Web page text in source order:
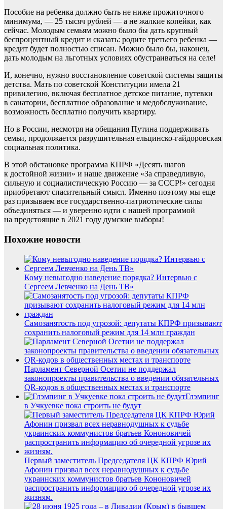
Пособие на ребенка должно быть не ниже прожиточного
минимума, — 25 тысяч рублей — а не жалкие копейки, как
сейчас. Молодым семьям можно было бы дать крупный
беспроцентный кредит и сказать: родите третьего ребенка —
кредит будет полностью списан. Можно было бы, наконец,
дать молодым на льготных условиях обустраиваться на селе!
И, конечно, нужно восстановление советской системы защиты
детства. Мать по советской Конституции имела 21
привилегию, включая бесплатное детское питание, путевки
в санатории, бесплатное образование и медобслуживание,
возможность бесплатно получить квартиру.
Но в России, несмотря на обещания Путина поддерживать
семьи, продолжается разрушительная ельцинско-гайдоровская
социальная политика.
В этой обстановке программа КПРФ «Десять шагов
к достойной жизни» и наше движение «За справедливую,
сильную и социалистическую Россию — за СССР!» сегодня
приобретают спасительный смысл. Именно поэтому мы еще
раз призываем все государственно-патриотические силы
объединяться — и уверенно идти с нашей программой
на предстоящие в 2021 году думские выборы!
Похожие новости
Кому невыгодно наведение порядка? Интервью с
Сергеем Левченко на День ТВ»
Самозанятость под угрозой: депутаты КПРФ призывают
сохранить налоговый режим для 14 млн граждан
Парламент Северной Осетии не поддержал
законопроекты правительства о введении обязательных
QR-кодов в общественных местах и транспорте
Глэмпинг
в Учкуевке пока строить не будут
Первый заместитель Председателя ЦК КПРФ Юрий
Афонин призвал всех неравнодушных к судьбе
украинских коммунистов братьев Кононовичей
распространить информацию об очередной угрозе их
жизням.